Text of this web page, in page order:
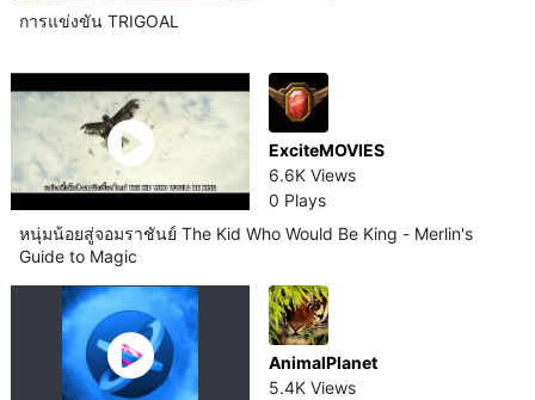
การแข่งขัน TRIGOAL
ExciteMOVIES
6.6K Views
0 Plays
หนุ่มน้อยสู่จอมราชันย์ The Kid Who Would Be King - Merlin's
Guide to Magic
AnimalPlanet
5.4K Views